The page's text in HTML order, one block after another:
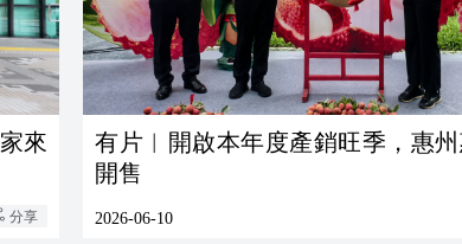
分享
有片︱開啟本年度產銷旺季，惠
開售
2026-06-10